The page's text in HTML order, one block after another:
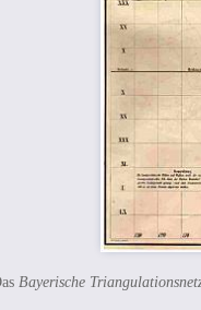
Bayerische